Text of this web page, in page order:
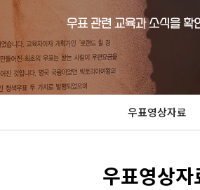
우표 관련 교육과 소식을 확
우표영상자료
우표영상자